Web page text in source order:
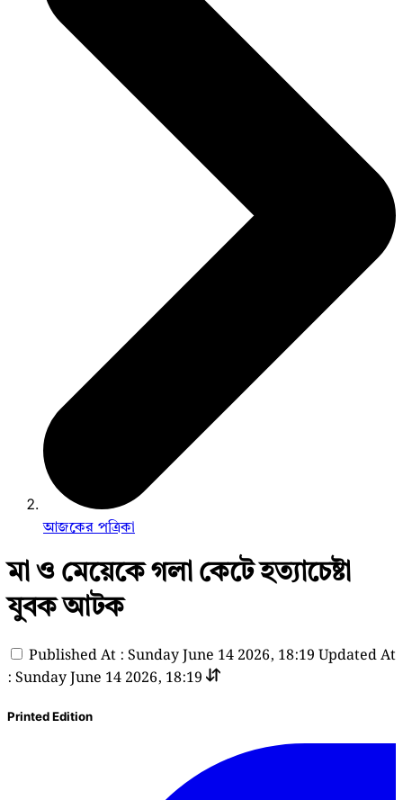
আজকের পত্রিকা
মা ও মেয়েকে গলা কেটে হত্যাচেষ্টা
যুবক আটক
Published At : Sunday June 14 2026, 18:19 Updated At
: Sunday June 14 2026, 18:19
Printed Edition